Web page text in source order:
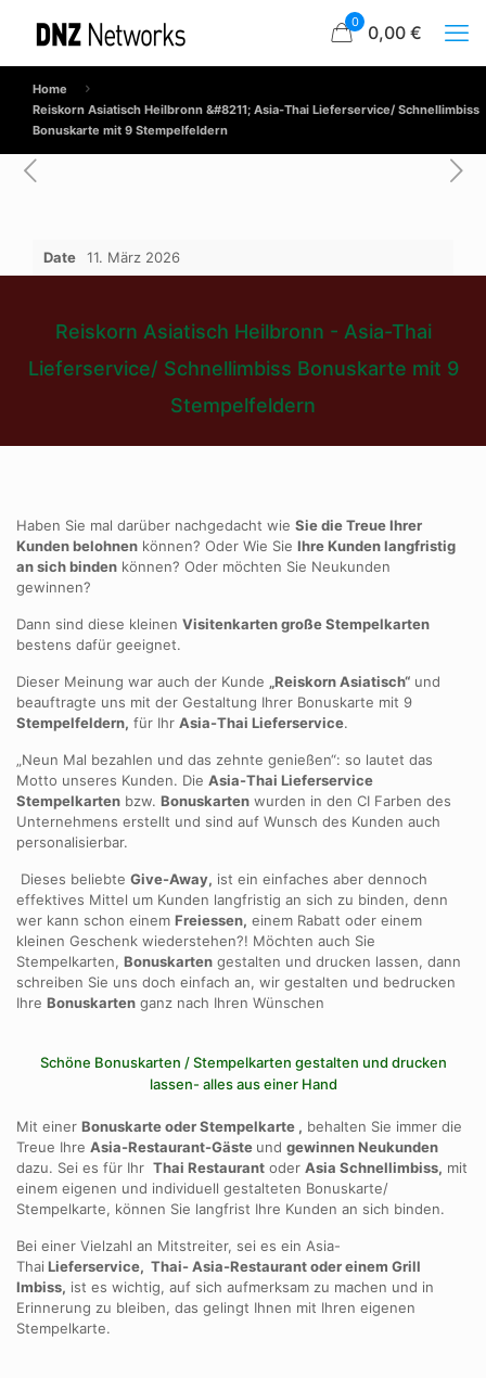
0 0,00 €
Home
Reiskorn Asiatisch Heilbronn &#8211; Asia-Thai Lieferservice/ Schnellimbiss
Bonuskarte mit 9 Stempelfeldern
Date 11. März 2026
Reiskorn Asiatisch Heilbronn - Asia-Thai
Lieferservice/ Schnellimbiss Bonuskarte mit 9
Stempelfeldern
Haben Sie mal darüber nachgedacht wie Sie die Treue Ihrer
Kunden belohnen können? Oder Wie Sie Ihre Kunden langfristig
an sich binden können? Oder möchten Sie Neukunden
gewinnen?
Dann sind diese kleinen Visitenkarten große Stempelkarten
bestens dafür geeignet.
Dieser Meinung war auch der Kunde „Reiskorn Asiatisch“ und
beauftragte uns mit der Gestaltung Ihrer Bonuskarte mit 9
Stempelfeldern, für Ihr Asia-Thai Lieferservice.
„Neun Mal bezahlen und das zehnte genießen“: so lautet das
Motto unseres Kunden. Die Asia-Thai Lieferservice
Stempelkarten bzw. Bonuskarten wurden in den CI Farben des
Unternehmens erstellt und sind auf Wunsch des Kunden auch
personalisierbar.
Dieses beliebte Give-Away, ist ein einfaches aber dennoch
effektives Mittel um Kunden langfristig an sich zu binden, denn
wer kann schon einem Freiessen, einem Rabatt oder einem
kleinen Geschenk wiederstehen?! Möchten auch Sie
Stempelkarten, Bonuskarten gestalten und drucken lassen, dann
schreiben Sie uns doch einfach an, wir gestalten und bedrucken
Ihre Bonuskarten ganz nach Ihren Wünschen
Schöne Bonuskarten / Stempelkarten gestalten und drucken
lassen- alles aus einer Hand
Mit einer Bonuskarte oder Stempelkarte , behalten Sie immer die
Treue Ihre Asia-Restaurant-Gäste und gewinnen Neukunden
dazu. Sei es für Ihr Thai Restaurant oder Asia Schnellimbiss, mit
einem eigenen und individuell gestalteten Bonuskarte/
Stempelkarte, können Sie langfrist Ihre Kunden an sich binden.
Bei einer Vielzahl an Mitstreiter, sei es ein Asia-
Thai Lieferservice, Thai- Asia-Restaurant oder einem Grill
Imbiss, ist es wichtig, auf sich aufmerksam zu machen und in
Erinnerung zu bleiben, das gelingt Ihnen mit Ihren eigenen
Stempelkarte.